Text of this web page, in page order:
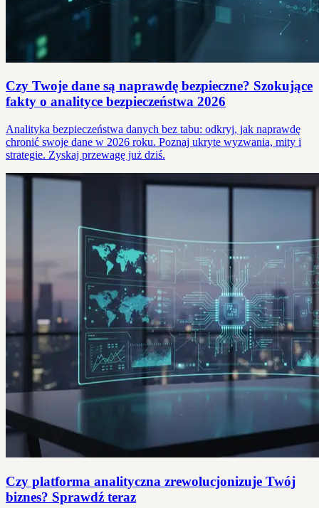
Czy Twoje dane są naprawdę bezpieczne? Szokujące
fakty o analityce bezpieczeństwa 2026
Analityka bezpieczeństwa danych bez tabu: odkryj, jak naprawdę
chronić swoje dane w 2026 roku. Poznaj ukryte wyzwania, mity i
strategie. Zyskaj przewagę już dziś.
Czy platforma analityczna zrewolucjonizuje Twój
biznes? Sprawdź teraz